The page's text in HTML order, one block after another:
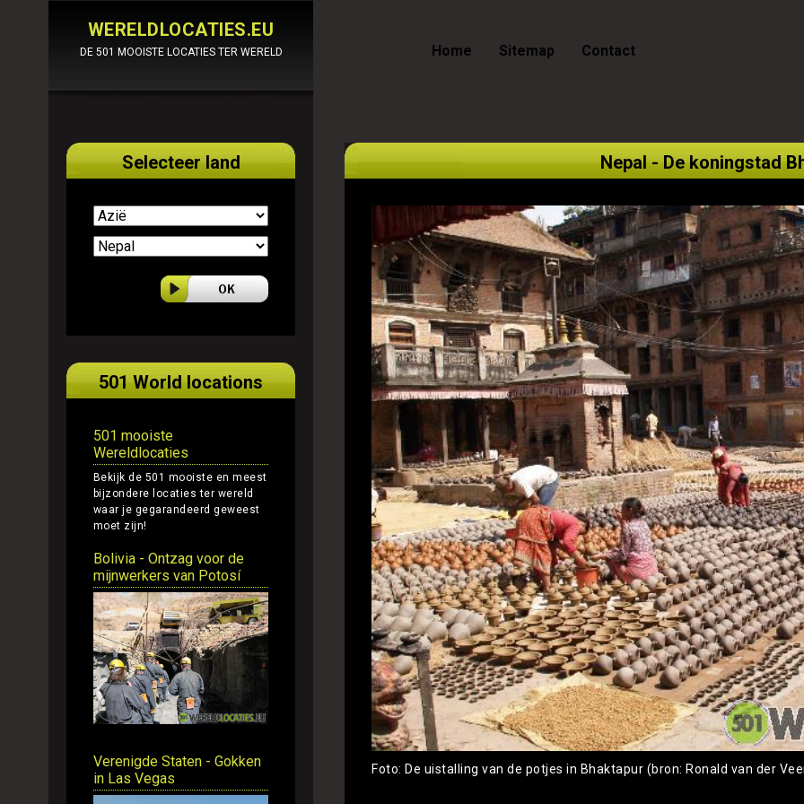
WERELDLOCATIES.EU
DE 501 MOOISTE LOCATIES TER WERELD
Selecteer land
501 World locations
501 mooiste
Wereldlocaties
Bekijk de 501 mooiste en meest
bijzondere locaties ter wereld
waar je gegarandeerd geweest
moet zijn!
Bolivia - Ontzag voor de
mijnwerkers van Potosí
Verenigde Staten - Gokken
in Las Vegas
Home Sitemap Contact
Nepal - De koningstad
Foto: De uistalling van de potjes in Bhaktapur (bron: Ronald van der